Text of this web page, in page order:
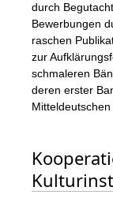
durch
Bewerbungen
raschen
zur
schmaleren
deren erster
Mitteldeutschen